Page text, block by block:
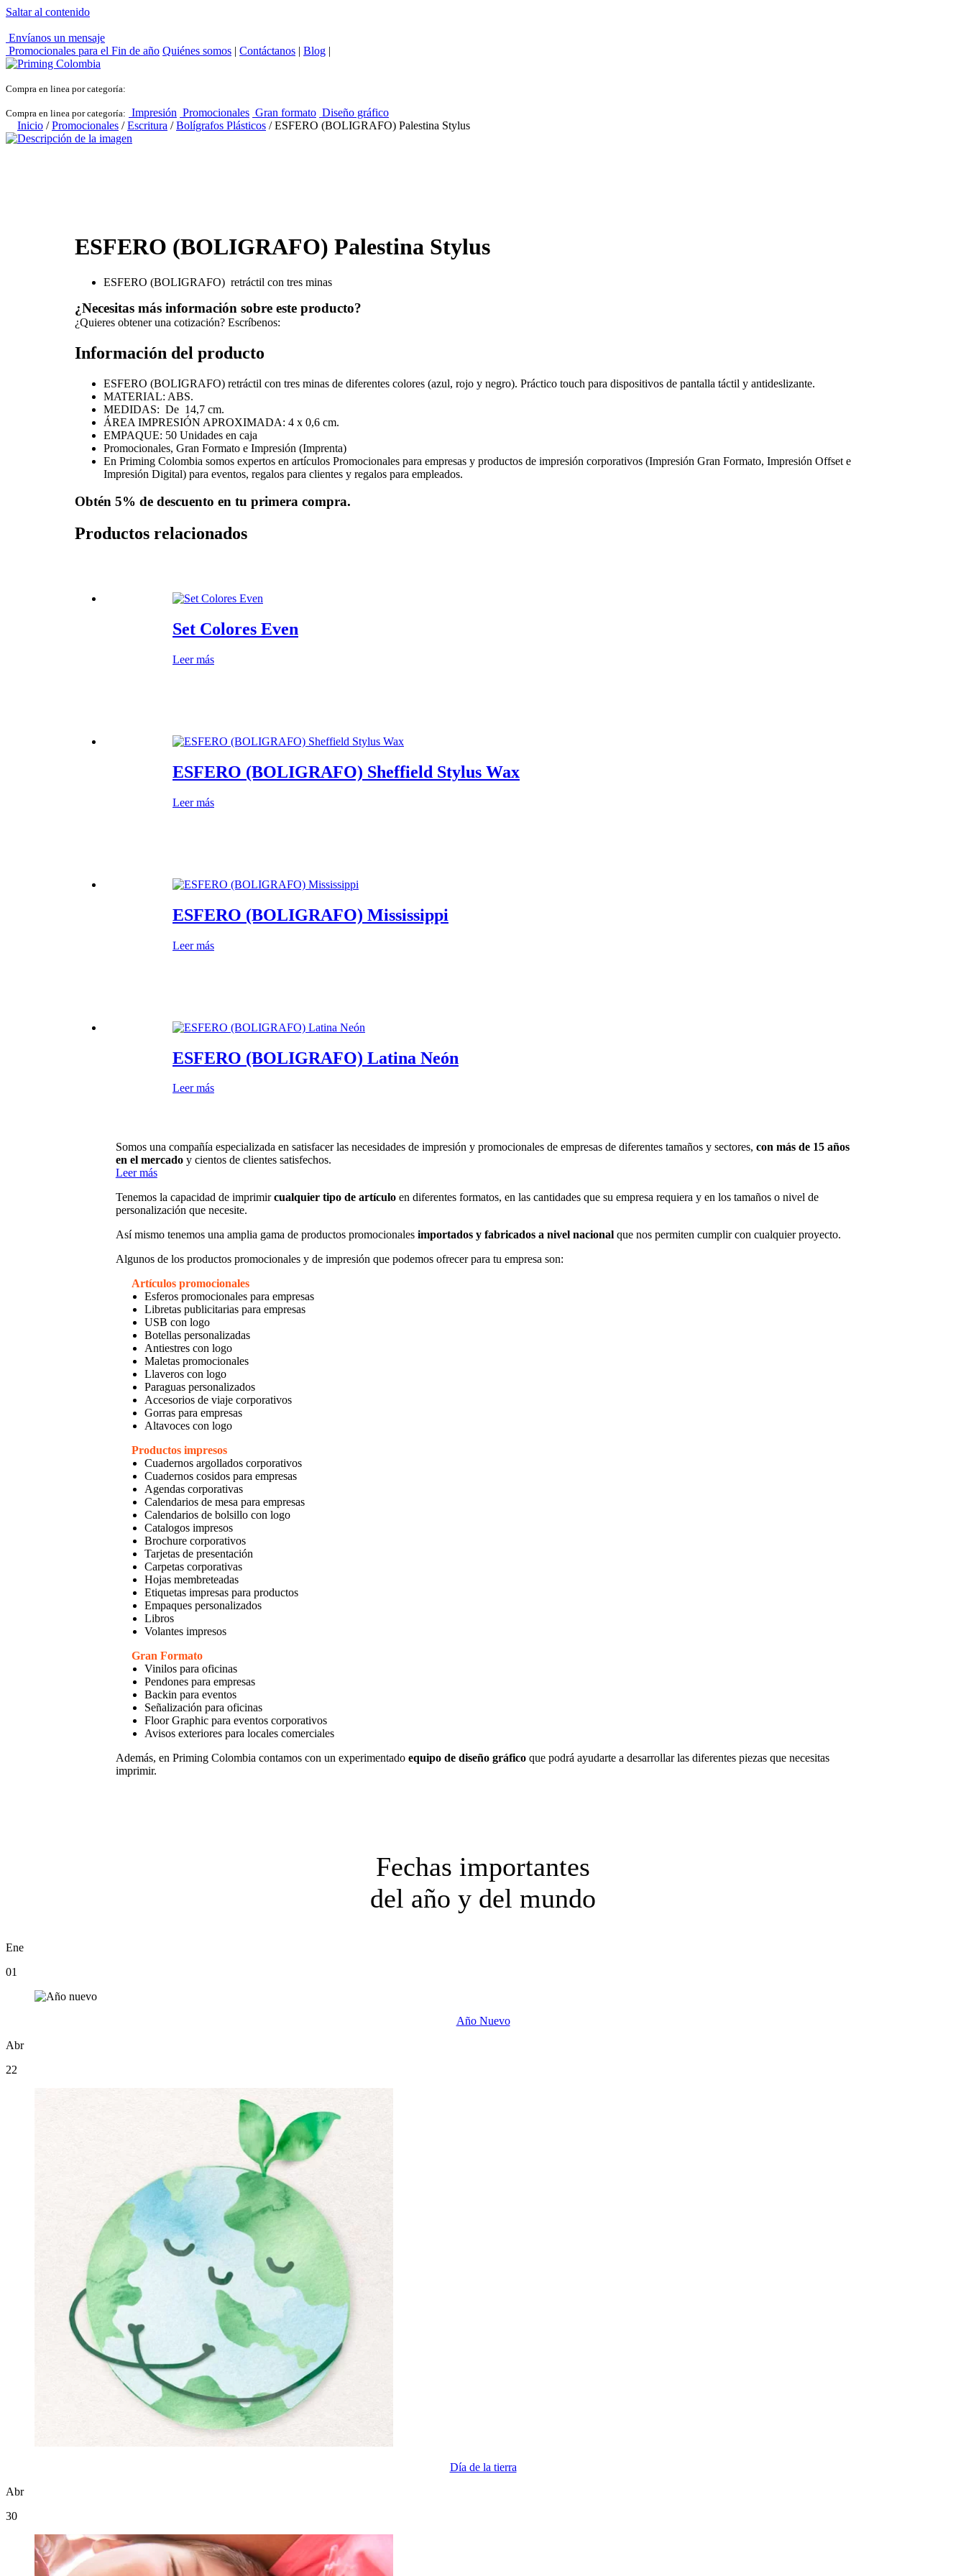
Saltar al contenido
Envíanos un mensaje
Promocionales para el Fin de año Quiénes somos | Contáctanos | Blog |
Compra en linea por categoría:
Compra en linea por categoría: Impresión Promocionales Gran formato Diseño gráfico
Inicio /Promocionales /Escritura /Bolígrafos Plásticos / ESFERO (BOLIGRAFO) Palestina Stylus
ESFERO (BOLIGRAFO) Palestina Stylus
ESFERO (BOLIGRAFO) retráctil con tres minas
¿Necesitas más información sobre este producto?
¿Quieres obtener una cotización? Escríbenos:
Información del producto
ESFERO (BOLIGRAFO) retráctil con tres minas de diferentes colores (azul, rojo y negro). Práctico touch para dispositivos de pantalla táctil y antideslizante.
MATERIAL: ABS.
MEDIDAS: De 14,7 cm.
ÁREA IMPRESIÓN APROXIMADA: 4 x 0,6 cm.
EMPAQUE: 50 Unidades en caja
Promocionales, Gran Formato e Impresión (Imprenta)
En Priming Colombia somos expertos en artículos Promocionales para empresas y productos de impresión corporativos (Impresión Gran Formato, Impresión Offset e
Impresión Digital) para eventos, regalos para clientes y regalos para empleados.
Obtén 5% de descuento en tu primera compra.
Productos relacionados
Set Colores Even
Leer más
ESFERO (BOLIGRAFO) Sheffield Stylus Wax
Leer más
ESFERO (BOLIGRAFO) Mississippi
Leer más
ESFERO (BOLIGRAFO) Latina Neón
Leer más
Somos una compañía especializada en satisfacer las necesidades de impresión y promocionales de empresas de diferentes tamaños y sectores, con más de 15 años
en el mercadoy cientos de clientes satisfechos.
Leer más
Tenemos la capacidad de imprimircualquier tipo de artículoen diferentes formatos, en las cantidades que su empresa requiera y en los tamaños o nivel de
personalización que necesite.
Así mismo tenemos una amplia gama de productos promocionales importados y fabricados a nivel nacionalque nos permiten cumplir con cualquier proyecto.
Algunos de los productos promocionales y de impresión que podemos ofrecer para tu empresa son:
Artículos promocionales
Esferos promocionales para empresas
Libretas publicitarias para empresas
USB con logo
Botellas personalizadas
Antiestres con logo
Maletas promocionales
Llaveros con logo
Paraguas personalizados
Accesorios de viaje corporativos
Gorras para empresas
Altavoces con logo
Productos impresos
Cuadernos argollados corporativos
Cuadernos cosidos para empresas
Agendas corporativas
Calendarios de mesa para empresas
Calendarios de bolsillo con logo
Catalogos impresos
Brochure corporativos
Tarjetas de presentación
Carpetas corporativas
Hojas membreteadas
Etiquetas impresas para productos
Empaques personalizados
Libros
Volantes impresos
Gran Formato
Vinilos para oficinas
Pendones para empresas
Backin para eventos
Señalización para oficinas
Floor Graphic para eventos corporativos
Avisos exteriores para locales comerciales
Además, en Priming Colombia contamos con un experimentado equipo de diseño gráficoque podrá ayudarte a desarrollar las diferentes piezas que necesitas
imprimir.
Fechas importantes
del año y del mundo
Ene
01
Año Nuevo
Abr
22
Día de la tierra
Abr
30